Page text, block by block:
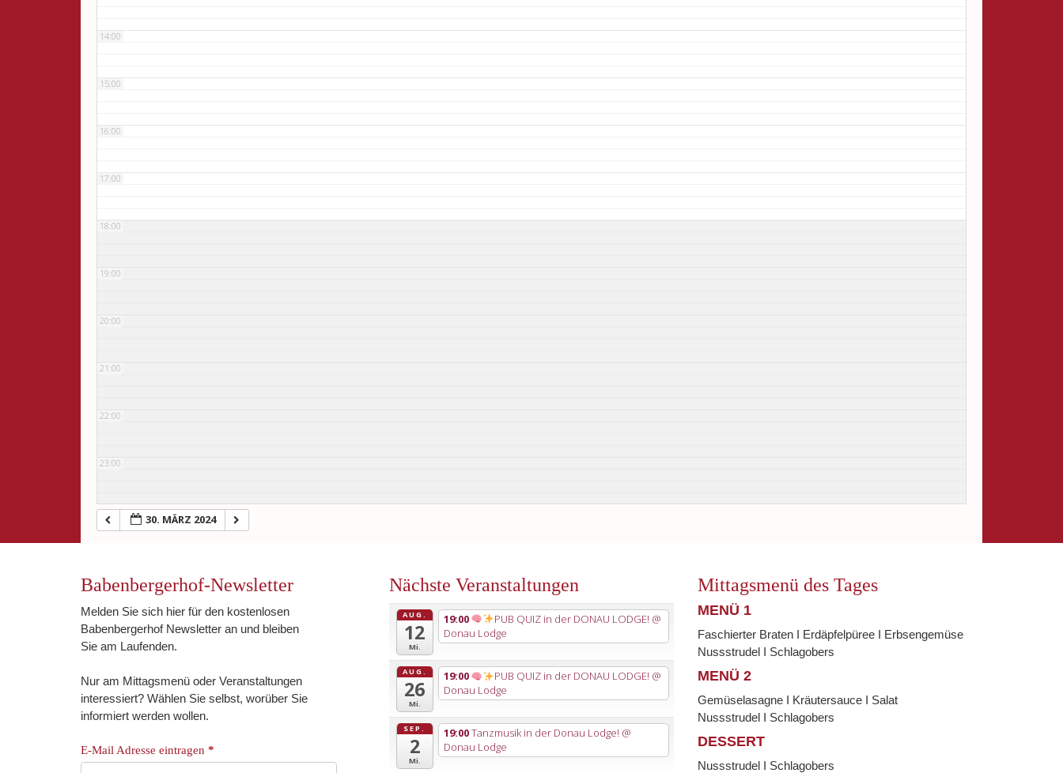
14:00
15:00
16:00
17:00
18:00
19:00
20:00
21:00
22:00
23:00
30. MÄRZ 2024
Babenbergerhof-Newsletter
Melden Sie sich hier für den kostenlosen
Babenbergerhof Newsletter an und bleiben
Sie am Laufenden.
Nur am Mittagsmenü oder Veranstaltungen
interessiert? Wählen Sie selbst, worüber Sie
informiert werden wollen.
E-Mail Adresse eintragen *
Nächste Veranstaltungen
AUG.
12
Mi.
19:00 PUB QUIZ in der DONAU LODGE! @
Donau Lodge
AUG.
26
Mi.
19:00 PUB QUIZ in der DONAU LODGE! @
Donau Lodge
SEP.
2
Mi.
19:00Tanzmusik in der Donau Lodge! @
Donau Lodge
Mittagsmenü des Tages
MENÜ 1
Faschierter Braten I Erdäpfelpüree I Erbsengemüse
Nussstrudel I Schlagobers
MENÜ 2
Gemüselasagne I Kräutersauce I Salat
Nussstrudel I Schlagobers
DESSERT
Nussstrudel I Schlagobers